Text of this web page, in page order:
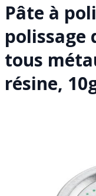
Pâte à
polissage
tous
résine,